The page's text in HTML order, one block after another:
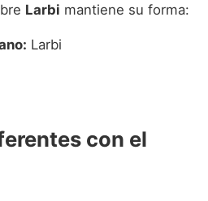
Larbi mantiene su forma:
Larbi
con el